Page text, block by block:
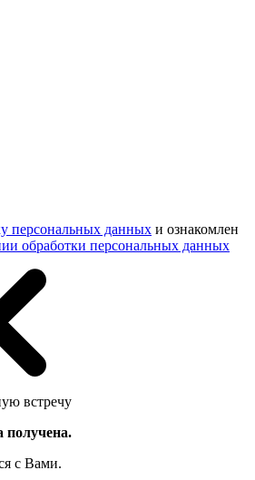
персональных данных и ознакомлен
обработки персональных данных
встречу
получена.
с Вами.